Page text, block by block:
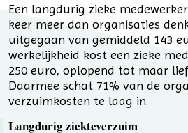
Een langdurig zieke
keer meer dan organisaties
uitgegaan van gemiddeld 143
werkelijkheid kost een zieke
250 euro, oplopend tot maar
Daarmee schat 71% van de
verzuimkosten te laag in.
Langdurig ziekteverzuim